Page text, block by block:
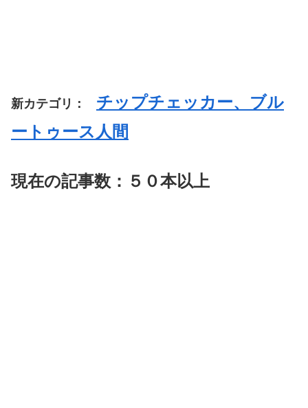
新カテゴリ：
チップチェッカー、ブル
ートゥース人間
現在の記事数：５０本以上